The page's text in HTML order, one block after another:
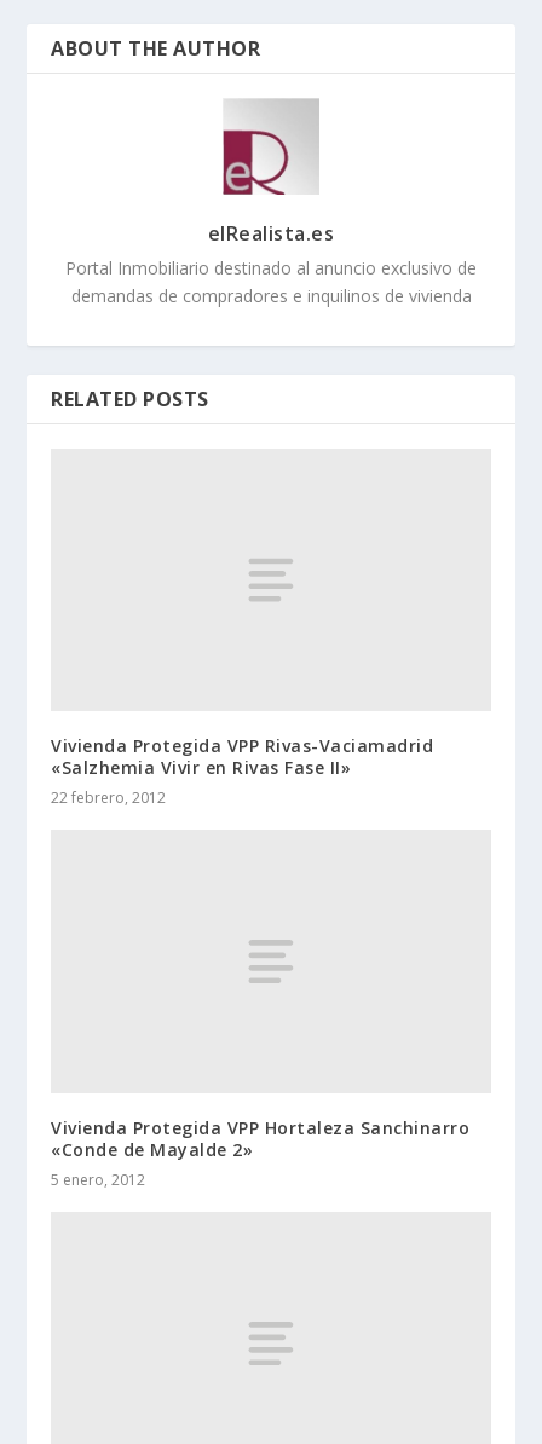
ABOUT THE AUTHOR
elRealista.es
Portal Inmobiliario destinado al anuncio exclusivo de
demandas de compradores e inquilinos de vivienda
RELATED POSTS
Vivienda Protegida VPP Rivas-Vaciamadrid
«Salzhemia Vivir en Rivas Fase II»
22 febrero, 2012
Vivienda Protegida VPP Hortaleza Sanchinarro
«Conde de Mayalde 2»
5 enero, 2012